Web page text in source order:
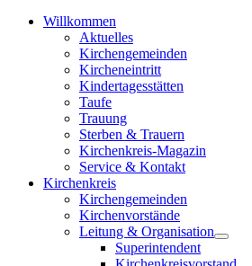
Willkommen
Aktuelles
Kirchengemeinden
Kircheneintritt
Kindertagesstätten
Taufe
Trauung
Sterben & Trauern
Kirchenkreis-Magazin
Service & Kontakt
Kirchenkreis
Kirchengemeinden
Kirchenvorstände
Leitung & Organisation
Superintendent